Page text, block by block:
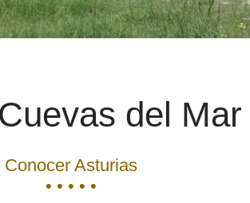
del Mar
Conocer Asturias
• • • • •